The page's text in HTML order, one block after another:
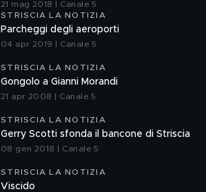
21 mag 2018 | Canale 5
STRISCIA LA NOTIZIA
Parcheggi degli aeroporti
04 apr 2019 | Canale 5
STRISCIA LA NOTIZIA
Gongolo a Gianni Morandi
21 apr 2008 | Canale 5
STRISCIA LA NOTIZIA
Gerry Scotti sfonda il bancone di Striscia
08 gen 2018 | Canale 5
STRISCIA LA NOTIZIA
Viscido